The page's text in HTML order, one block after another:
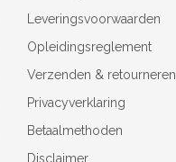
Leveringsvoorwaarden
Opleidingsreglement
Verzenden & retourneren
Privacyverklaring
Betaalmethoden
Disclaimer